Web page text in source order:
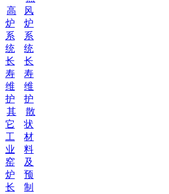
高
炉
系
统
长
寿
维
护
风
炉
系
统
长
寿
维
护
其
它
工
业
窑
炉
长
散
状
材
料
及
预
制